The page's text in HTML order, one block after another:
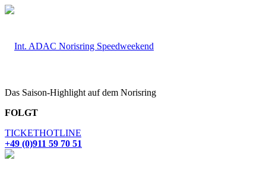
Das Saison-Highlight auf dem Norisring
FOLGT
TICKETHOTLINE
+49 (0)911 59 70 51